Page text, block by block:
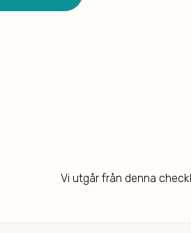
Vi utgår från denna